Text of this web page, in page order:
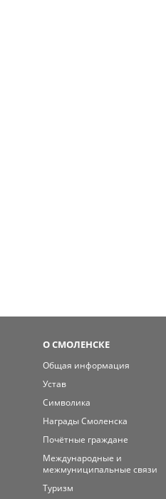
О СМОЛЕНСКЕ
Общая информация
Устав
Символика
Награды Смоленска
Почётные граждане
Международные и
межмуниципальные связи
Туризм